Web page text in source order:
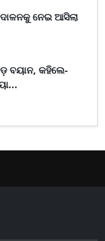
ନେଇ ଆସିଲା
ବୟାନ, କହିଲେ-